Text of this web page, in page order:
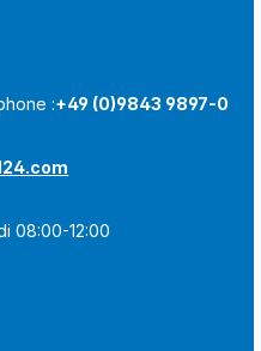
:+49 (0)9843 9897-0
08:00-12:00